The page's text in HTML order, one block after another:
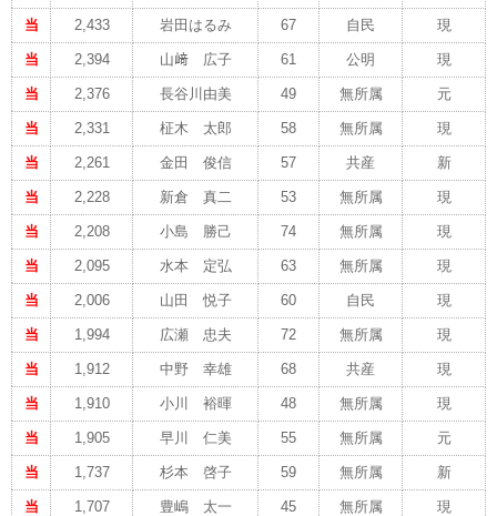
当 2,433 岩田はるみ 67 自民 現
当 2,394 山﨑 広子 61 公明 現
当 2,376 長谷川由美 49 無所属 元
当 2,331 柾木 太郎 58 無所属 現
当 2,261 金田 俊信 57 共産 新
当 2,228 新倉 真二 53 無所属 現
当 2,208 小島 勝己 74 無所属 現
当 2,095 水本 定弘 63 無所属 現
当 2,006 山田 悦子 60 自民 現
当 1,994 広瀬 忠夫 72 無所属 現
当 1,912 中野 幸雄 68 共産 現
当 1,910 小川 裕暉 48 無所属 現
当 1,905 早川 仁美 55 無所属 元
当 1,737 杉本 啓子 59 無所属 新
当 1,707 豊嶋 太一 45 無所属 現